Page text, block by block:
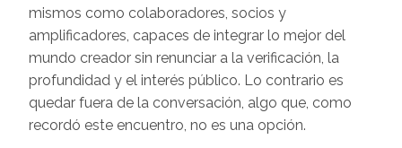
mismos como colaboradores, socios y
amplificadores, capaces de integrar lo mejor del
mundo creador sin renunciar a la verificación, la
profundidad y el interés público. Lo contrario es
quedar fuera de la conversación, algo que, como
recordó este encuentro, no es una opción.